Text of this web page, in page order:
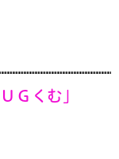
Ｇくむ」